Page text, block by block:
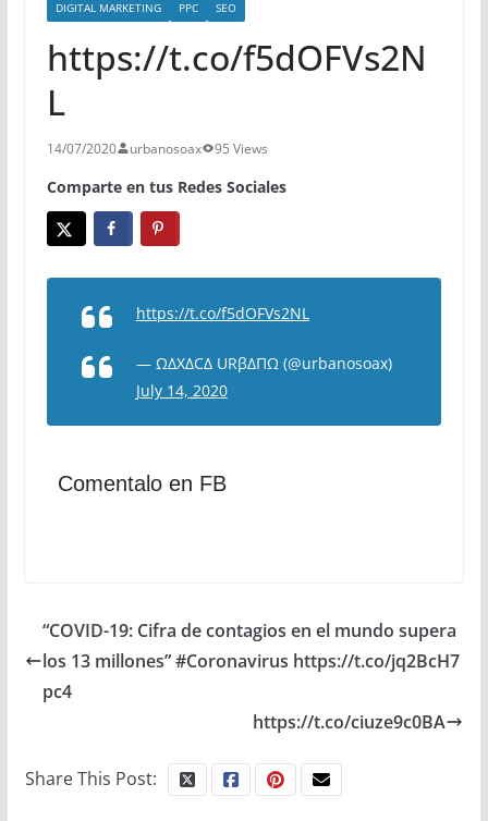
DIGITAL MARKETING PPC SEO
https://t.co/f5dOFVs2N
L
14/07/2020 urbanosoax 95 Views
Comparte en tus Redes Sociales
https://t.co/f5dOFVs2NL
— ΩΔXΔCΔ URβΔΠΩ (@urbanosoax)
July 14, 2020
Comentalo en FB
“COVID-19: Cifra de contagios en el mundo supera
los 13 millones” #Coronavirus https://t.co/jq2BcH7
pc4
https://t.co/ciuze9c0BA
Share This Post: